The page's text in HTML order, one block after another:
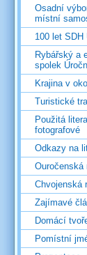
Osadní
místní
100 let SDH
Rybářský a
spolek
Krajina v
Turistické
Použitá
fotografové
Odkazy na
Ouročenská
Chvojenská
Zajímavé
Domácí
Pomístní